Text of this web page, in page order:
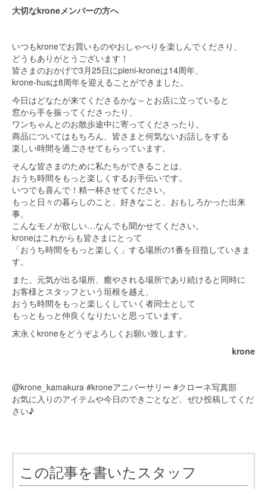
大切なkroneメンバーの方へ
いつもkroneでお買いものやおしゃべりを楽しんでくださり、
どうもありがとうございます！
皆さまのおかげで3月25日にpieni-kroneは14周年、
krone-husは8周年を迎えることができました。
今日はどなたが来てくださるかな～とお店に立っていると
窓から手を振ってくださったり、
ワンちゃんとのお散歩途中に寄ってくださったり。
商品についてはもちろん、皆さまと何気ないお話しをする
楽しい時間を過ごさせてもらっています。
そんな皆さまのために私たちができることは、
おうち時間をもっと楽しくするお手伝いです。
いつでも喜んで！精一杯させてください。
もっと日々の暮らしのこと、好きなこと、おもしろかった出来
事、
こんなモノが欲しい…なんでも聞かせてください。
kroneはこれからも皆さまにとって
「おうち時間をもっと楽しく」する場所の1番を目指していきま
す。
また、元気が出る場所、癒やされる場所であり続けると同時に
お客様とスタッフという垣根を越え、
おうち時間をもっと楽しくしていく者同士として
もっともっと仲良くなりたいと思っています。
末永くkroneをどうぞよろしくお願い致します。
krone
@krone_kamakura #kroneアニバーサリー #クローネ写真部
お気に入りのアイテムや今日のできごとなど、ぜひ投稿してくだ
さい♪
この記事を書いたスタッフ